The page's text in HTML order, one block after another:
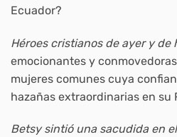
Ecuador?
Héroes cristianos de ayer y de
emocionantes y
mujeres comunes cuya
hazañas extraordinarias en su
Betsy sintió una sacudida en